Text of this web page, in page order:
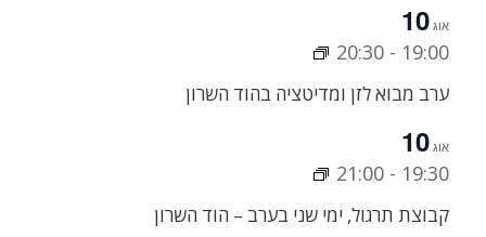
אוג10
19:00
-
20:30
ערב מבוא לזן ומדיטציה בהוד השרון
אוג10
19:30
-
21:00
קבוצת תרגול, ימי שני בערב – הוד השרון